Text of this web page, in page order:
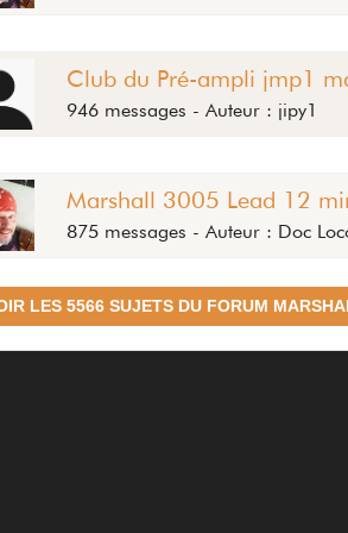
Club du Pré-ampli jmp1
946 messages - Auteur : jipy1
Marshall 3005 Lead 12
875 messages - Auteur : Doc
LES 5566 SUJETS DU FORUM